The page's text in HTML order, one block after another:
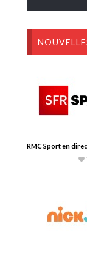
RMC Sport en